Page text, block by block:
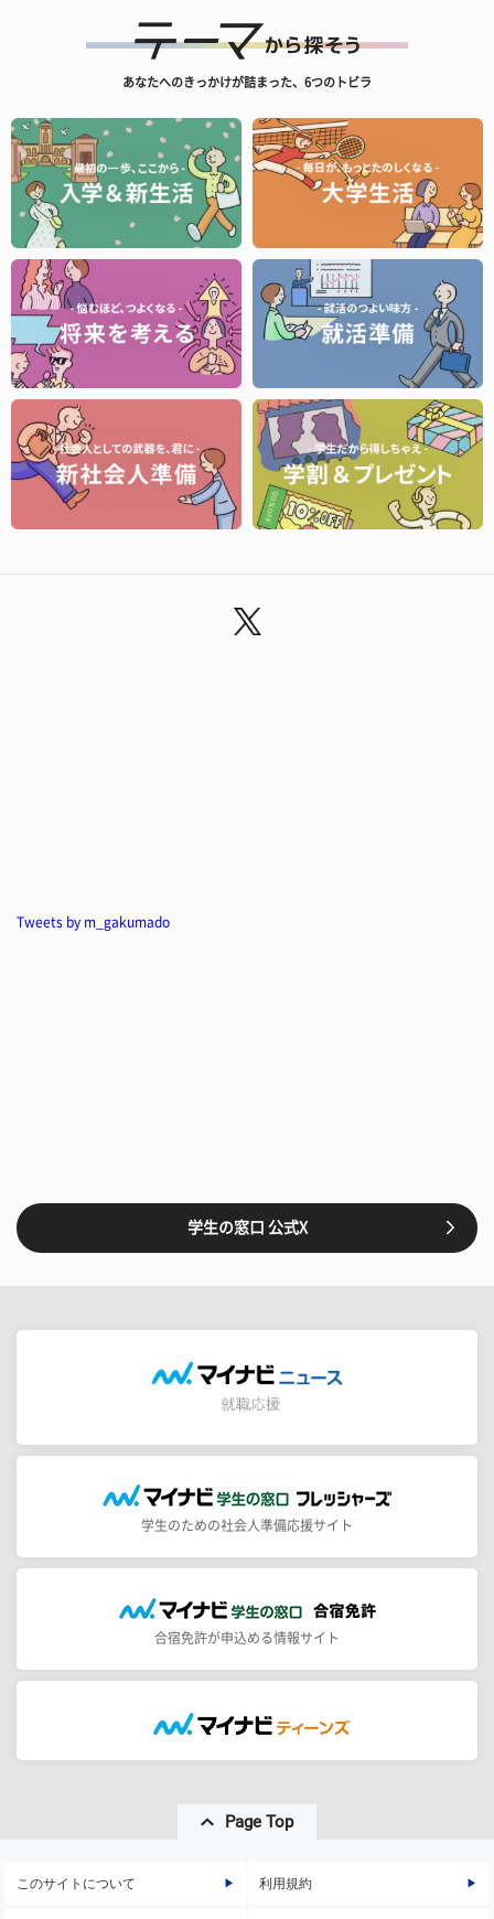
あなたへのきっかけが詰まった、6つのトビラ
Tweets by m_gakumado
学生の窓口 公式X
学生のための社会人準備応援サイト
合宿免許が申込める情報サイト
Page Top
このサイトについて 利用規約